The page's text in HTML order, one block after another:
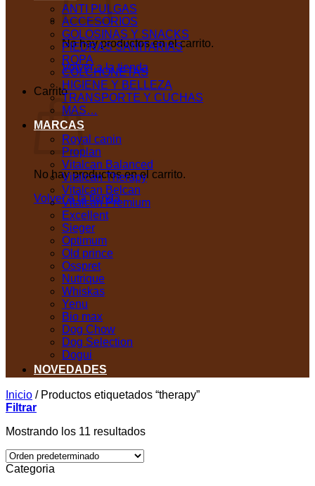
No hay productos en el carrito.
Volver a la tienda
Carrito
No hay productos en el carrito.
Volver a la tienda
ANTI PULGAS
ACCESORIOS
GOLOSINAS Y SNACKS
PIEDRAS SANITARIAS
ROPA
COLCHONETAS
HIGIENE Y BELLEZA
TRANSPORTE Y CUCHAS
MAS…
MARCAS
Royal canin
Proplan
Vitalcan Balanced
Vitalcan Therapy
Vitalcan Belcan
Vitalcan Premium
Excellent
Sieger
Optimum
Old prince
Osspret
Nutrique
Whiskas
Yenu
Bio max
Dog Chow
Dog Selection
Dogui
NOVEDADES
Inicio /Productos etiquetados “therapy”
Filtrar
Mostrando los 11 resultados
Categoria